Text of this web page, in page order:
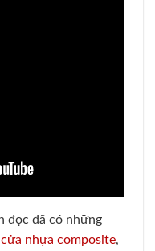
đọc đã có những
cửa nhựa composite,